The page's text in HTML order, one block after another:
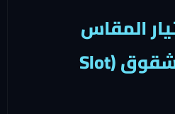
المقاس
الصحيح للشقوق (Slot